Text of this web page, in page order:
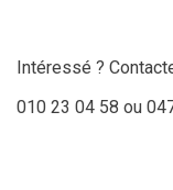
Intéressé ?
010 23 04 58 ou